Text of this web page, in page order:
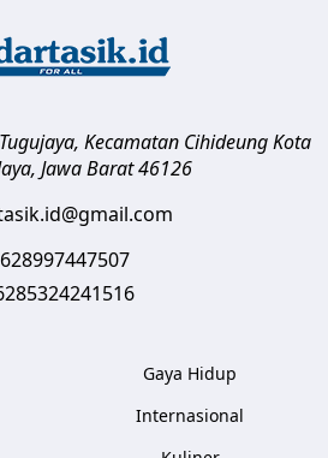
Kecamatan CihideungKota
, Jawa Barat 46126
Gaya Hidup
Internasional